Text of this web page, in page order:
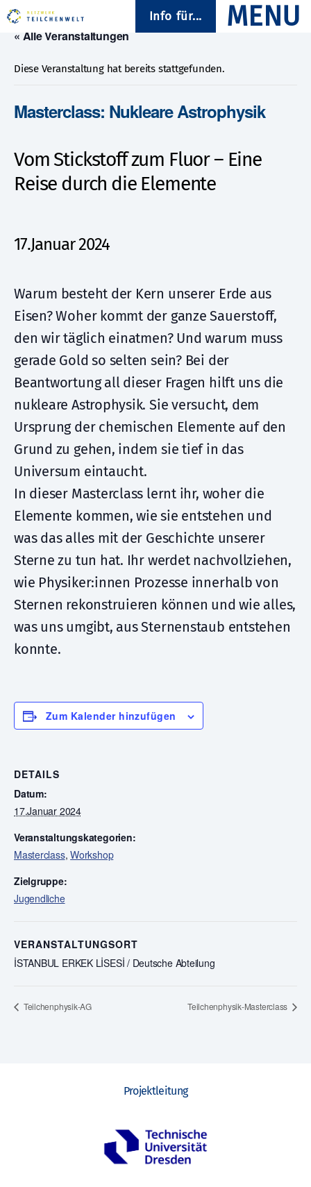
Info für...
« Alle Veranstaltungen
Diese Veranstaltung hat bereits stattgefunden.
Masterclass: Nukleare Astrophysik
Vom Stickstoff zum Fluor – Eine
Reise durch die Elemente
17.Januar 2024
Warum besteht der Kern unserer Erde aus
Eisen? Woher kommt der ganze Sauerstoff,
den wir täglich einatmen? Und warum muss
gerade Gold so selten sein? Bei der
Beantwortung all dieser Fragen hilft uns die
nukleare Astrophysik. Sie versucht, dem
Ursprung der chemischen Elemente auf den
Grund zu gehen, indem sie tief in das
Universum eintaucht.
In dieser Masterclass lernt ihr, woher die
Elemente kommen, wie sie entstehen und
was das alles mit der Geschichte unserer
Sterne zu tun hat. Ihr werdet nachvollziehen,
wie Physiker:innen Prozesse innerhalb von
Sternen rekonstruieren können und wie alles,
was uns umgibt, aus Sternenstaub entstehen
konnte.
Zum Kalender hinzufügen
DETAILS
Datum:
17.Januar 2024
Veranstaltungskategorien:
Masterclass,Workshop
Zielgruppe:
Jugendliche
VERANSTALTUNGSORT
İSTANBUL ERKEK LİSESİ / Deutsche Abteilung
Teilchenphysik-AG Teilchenphysik-Masterclass
Projektleitung